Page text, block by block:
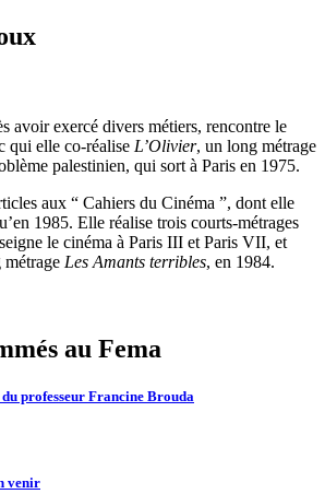
avoir exercé divers métiers, rencontre le
qui elle co-réalise L’Olivier, un long métrage
palestinien, qui sort à Paris en 1975.
aux “ Cahiers du Cinéma ”, dont elle
1985. Elle réalise trois courts-métrages
le cinéma à Paris III et Paris VII, et
Les Amants terribles, en 1984.
au Fema
professeur Francine Brouda
venir